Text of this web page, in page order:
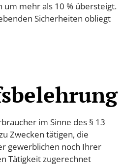
mehr als 10 % übersteigt.
Sicherheiten obliegt
im Sinne des § 13
Zwecken tätigen, die
gewerblichen noch Ihrer
Tätigkeit zugerechnet